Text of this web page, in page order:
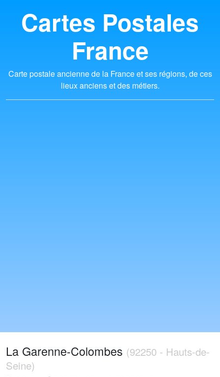
Cartes Postales
France
Carte postale ancienne de la France et ses régions, de ces
lieux anciens et des métiers.
La Garenne-Colombes (92250 - Hauts-de-
Seine)